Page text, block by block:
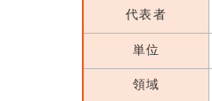
代表者
単位
領域